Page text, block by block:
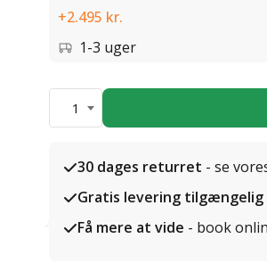
+2.495 kr.
1-3 uger
1
30 dages returret - se
Gratis levering tilgængelig
Få mere at vide - book